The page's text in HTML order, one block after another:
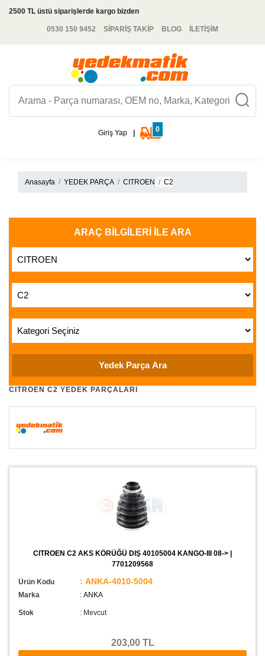
2500 TL üstü siparişlerde kargo bizden
0530 150 9452 SİPARİŞ TAKİP BLOG İLETİŞİM
Giriş Yap 0
Anasayfa YEDEK PARÇA CITROEN C2
ARAÇ BILGILERI İLE ARA
CITROEN C2 YEDEK PARÇALARI
CITROEN C2 AKS KÖRÜĞÜ DIŞ 40105004 KANGO-III 08-> |
7701209568
Ürün Kodu : ANKA-4010-5004
Marka : ANKA
Stok : Mevcut
203,00 TL